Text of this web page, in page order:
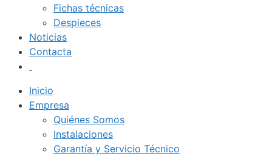
Fichas técnicas
Despieces
Noticias
Contacta
Inicio
Empresa
Quiénes Somos
Instalaciones
Garantía y Servicio Técnico